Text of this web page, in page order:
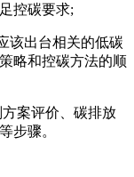
控碳要求;
该出台相关的低碳
略和控碳方法的顺
案评价、碳排放
步骤。